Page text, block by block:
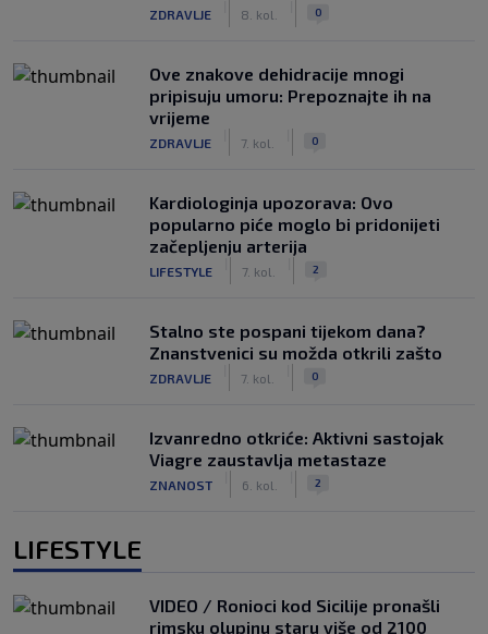
ZDRAVLJE 8. kol. 0
Ove znakove dehidracije mnogi
pripisuju umoru: Prepoznajte ih na
vrijeme
ZDRAVLJE 7. kol. 0
Kardiologinja upozorava: Ovo
popularno piće moglo bi pridonijeti
začepljenju arterija
LIFESTYLE 7. kol. 2
Stalno ste pospani tijekom dana?
Znanstvenici su možda otkrili zašto
ZDRAVLJE 7. kol. 0
Izvanredno otkriće: Aktivni sastojak
Viagre zaustavlja metastaze
ZNANOST 6. kol. 2
LIFESTYLE
VIDEO / Ronioci kod Sicilije pronašli
rimsku olupinu staru više od 2100